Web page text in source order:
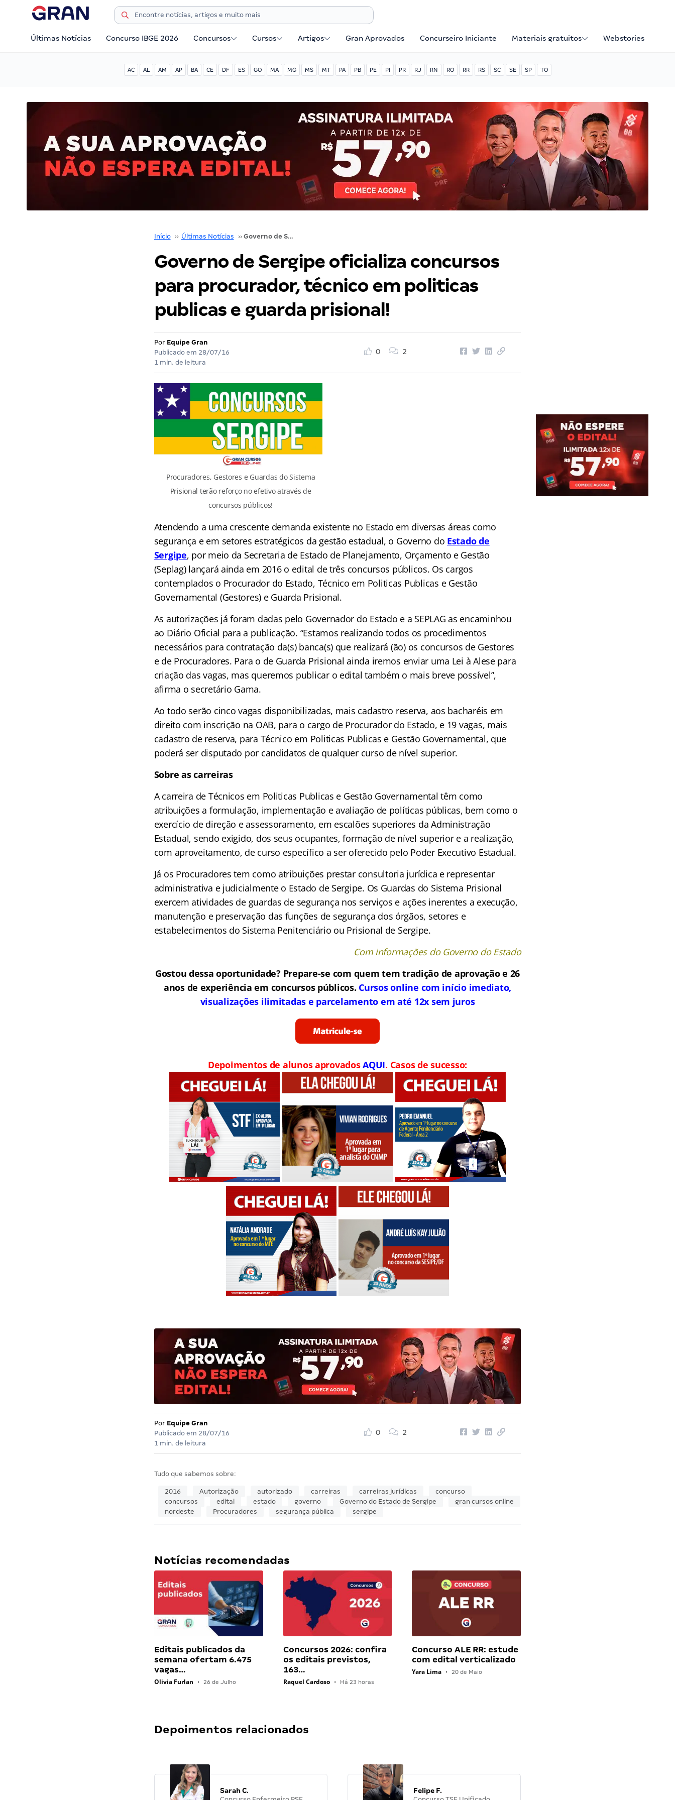
Últimas Notícias Concurso IBGE 2026 Concursos Cursos Artigos Gran Aprovados Concurseiro Iniciante Materiais gratuitos Webstories
AC AL AM AP BA CE DF ES GO MA MG MS MT PA PB PE PI PR RJ RN RO RR RS SC SE SP TO
Início ›› Últimas Notícias ›› Governo de Sergipe oficializa concursos para procurador, técnico em politicas publicas e guarda prisional!
Governo de Sergipe oficializa concursos
para procurador, técnico em politicas
publicas e guarda prisional!
Por Equipe Gran
Publicado em 28/07/16
1 min. de leitura
0 2
Procuradores, Gestores e Guardas do Sistema
Prisional terão reforço no efetivo através de
concursos públicos!
Atendendo a uma crescente demanda existente no Estado em diversas áreas como
segurança e em setores estratégicos da gestão estadual, o Governo do Estado de
Sergipe, por meio da Secretaria de Estado de Planejamento, Orçamento e Gestão
(Seplag) lançará ainda em 2016 o edital de três concursos públicos. Os cargos
contemplados o Procurador do Estado, Técnico em Politicas Publicas e Gestão
Governamental (Gestores) e Guarda Prisional.
As autorizações já foram dadas pelo Governador do Estado e a SEPLAG as encaminhou
ao Diário Oficial para a publicação. “Estamos realizando todos os procedimentos
necessários para contratação da(s) banca(s) que realizará (ão) os concursos de Gestores
e de Procuradores. Para o de Guarda Prisional ainda iremos enviar uma Lei à Alese para
criação das vagas, mas queremos publicar o edital também o mais breve possível”,
afirma o secretário Gama.
Ao todo serão cinco vagas disponibilizadas, mais cadastro reserva, aos bacharéis em
direito com inscrição na OAB, para o cargo de Procurador do Estado, e 19 vagas, mais
cadastro de reserva, para Técnico em Politicas Publicas e Gestão Governamental, que
poderá ser disputado por candidatos de qualquer curso de nível superior.
Sobre as carreiras
A carreira de Técnicos em Politicas Publicas e Gestão Governamental têm como
atribuições a formulação, implementação e avaliação de políticas públicas, bem como o
exercício de direção e assessoramento, em escalões superiores da Administração
Estadual, sendo exigido, dos seus ocupantes, formação de nível superior e a realização,
com aproveitamento, de curso específico a ser oferecido pelo Poder Executivo Estadual.
Já os Procuradores tem como atribuições prestar consultoria jurídica e representar
administrativa e judicialmente o Estado de Sergipe. Os Guardas do Sistema Prisional
exercem atividades de guardas de segurança nos serviços e ações inerentes a execução,
manutenção e preservação das funções de segurança dos órgãos, setores e
estabelecimentos do Sistema Penitenciário ou Prisional de Sergipe.
Com informações do Governo do Estado
Gostou dessa oportunidade? Prepare-se com quem tem tradição de aprovação e 26
anos de experiência em concursos públicos. Cursos online com início imediato,
visualizações ilimitadas e parcelamento em até 12x sem juros
Depoimentos de alunos aprovadosAQUI. Casos de sucesso:
Por Equipe Gran
Publicado em 28/07/16
1 min. de leitura
0 2
Tudo que sabemos sobre:
2016 Autorização autorizado carreiras carreiras jurídicas
concurso
concursos
edital estado governo Governo do Estado de Sergipe
gran cursos online
nordeste
Procuradores segurança pública sergipe
Notícias recomendadas
Editais publicados da
semana ofertam 6.475
vagas…
Olivia Furlan • 26 de Julho
Concursos 2026: confira
os editais previstos,
163…
Raquel Cardoso • Há 23 horas
Concurso ALE RR: estude
com edital verticalizado
Yara Lima • 20 de Maio
Depoimentos relacionados
Sarah C. Felipe F.